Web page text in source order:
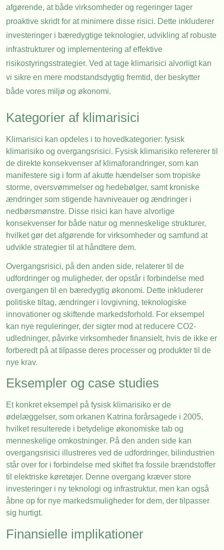
afgørende, at både virksomheder og regeringer tager
proaktive skridt for at minimere disse risici. Dette inkluderer
investeringer i bæredygtige teknologier, udvikling af robuste
infrastrukturer og implementering af effektive
risikostyringsstrategier. Ved at tage klimarisici alvorligt kan
vi sikre en mere modstandsdygtig fremtid, der beskytter
både vores miljø og økonomi.
Kategorier af klimarisici
Klimarisici kan opdeles i to hovedkategorier: fysisk
klimarisiko og overgangsrisici. Fysisk klimarisiko refererer til
de direkte konsekvenser af klimaforandringer, som kan
manifestere sig i form af akutte hændelser som tropiske
storme, oversvømmelser og hedebølger, samt kroniske
ændringer som stigende havniveauer og ændringer i
nedbørsmønstre. Disse risici kan have alvorlige
konsekvenser for både natur og menneskelige strukturer,
hvilket gør det afgørende for virksomheder og samfund at
udvikle strategier til at håndtere dem.
Overgangsrisici, på den anden side, relaterer til de
udfordringer og muligheder, der opstår i forbindelse med
overgangen til en bæredygtig økonomi. Dette inkluderer
politiske tiltag, ændringer i lovgivning, teknologiske
innovationer og skiftende markedsforhold. For eksempel
kan nye reguleringer, der sigter mod at reducere CO2-
udledninger, påvirke virksomheder finansielt, hvis de ikke er
forberedt på at tilpasse deres processer og produkter til de
nye krav.
Eksempler og case studies
Et konkret eksempel på fysisk klimarisiko er de
ødelæggelser, som orkanen Katrina forårsagede i 2005,
hvilket resulterede i betydelige økonomiske tab og
menneskelige omkostninger. På den anden side kan
overgangsrisici illustreres ved de udfordringer, bilindustrien
står over for i forbindelse med skiftet fra fossile brændstoffer
til elektriske køretøjer. Denne overgang kræver store
investeringer i ny teknologi og infrastruktur, men kan også
åbne op for nye markedsmuligheder for dem, der tilpasser
sig hurtigt.
Finansielle implikationer